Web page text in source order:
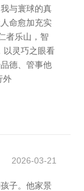
与寰球的真
命愈加充实
者乐山，智
以灵巧之眼看
德、管事他
外
2026-03-21
子。他家景